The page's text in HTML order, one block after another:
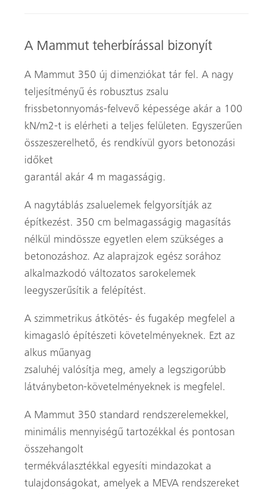
A Mammut teherbírással bizonyít
A Mammut 350 új dimenziókat tár fel. A nagy
teljesítményű és robusztus zsalu
frissbetonnyomás-felvevő képessége akár a 100
kN/m2-t is elérheti a teljes felületen. Egyszerűen
összeszerelhető, és rendkívül gyors betonozási
időket
garantál akár 4 m magasságig.
A nagytáblás zsaluelemek felgyorsítják az
építkezést. 350 cm belmagasságig magasítás
nélkül mindössze egyetlen elem szükséges a
betonozáshoz. Az alaprajzok egész sorához
alkalmazkodó változatos sarokelemek
leegyszerűsítik a felépítést.
A szimmetrikus átkötés- és fugakép megfelel a
kimagasló építészeti követelményeknek. Ezt az
alkus műanyag
zsaluhéj valósítja meg, amely a legszigorúbb
látványbeton-követelményeknek is megfelel.
A Mammut 350 standard rendszerelemekkel,
minimális mennyiségű tartozékkal és pontosan
összehangolt
termékválasztékkal egyesíti mindazokat a
tulajdonságokat, amelyek a MEVA rendszereket